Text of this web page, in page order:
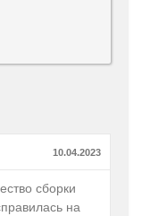
10.04.2023
сборки
на